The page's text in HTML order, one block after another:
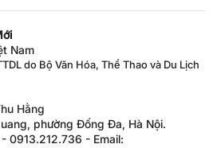
Nam
do Bộ Văn Hóa, Thể Thao và Du Lịch
Hằng
phường Đống Đa, Hà Nội.
0913.212.736 - Email: